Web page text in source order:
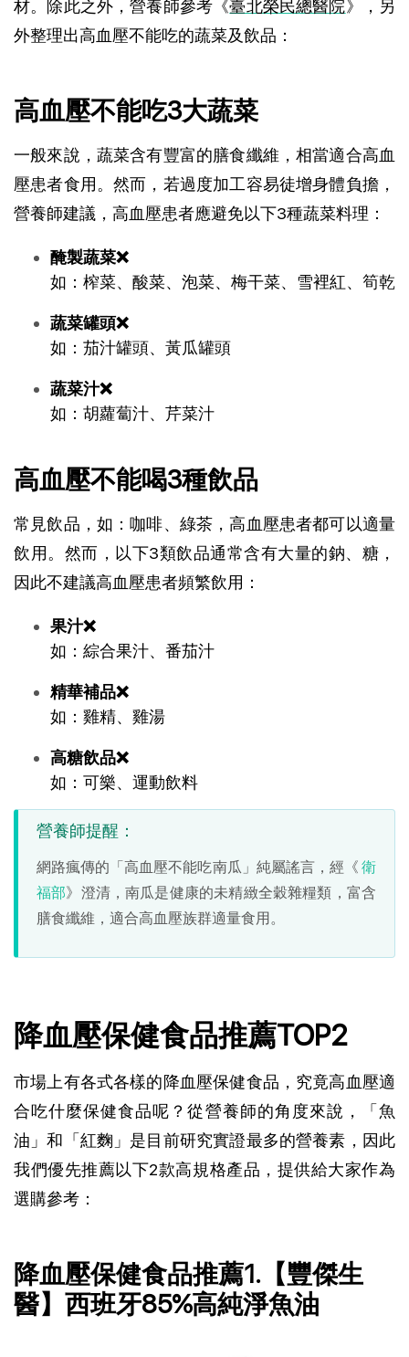
材。除此之外，營養師參考《臺北榮民總醫院》，另
外整理出高血壓不能吃的蔬菜及飲品：
高血壓不能吃3大蔬菜
一般來說，蔬菜含有豐富的膳食纖維，相當適合高血
壓患者食用。然而，若過度加工容易徒增身體負擔，
營養師建議，高血壓患者應避免以下3種蔬菜料理：
醃製蔬菜❌
如：榨菜、酸菜、泡菜、梅干菜、雪裡紅、筍乾
蔬菜罐頭❌
如：茄汁罐頭、黃瓜罐頭
蔬菜汁❌
如：胡蘿蔔汁、芹菜汁
高血壓不能喝3種飲品
常見飲品，如：咖啡、綠茶，高血壓患者都可以適量
飲用。然而，以下3類飲品通常含有大量的鈉、糖，
因此不建議高血壓患者頻繁飲用：
果汁❌
如：綜合果汁、番茄汁
精華補品❌
如：雞精、雞湯
高糖飲品❌
如：可樂、運動飲料
營養師提醒：
網路瘋傳的「高血壓不能吃南瓜」純屬謠言，經《 衛
福部》澄清，南瓜是健康的未精緻全穀雜糧類，富含
膳食纖維，適合高血壓族群適量食用。
降血壓保健食品推薦TOP2
市場上有各式各樣的降血壓保健食品，究竟高血壓適
合吃什麼保健食品呢？從營養師的角度來說，「魚
油」和「紅麴」是目前研究實證最多的營養素，因此
我們優先推薦以下2款高規格產品，提供給大家作為
選購參考：
降血壓保健食品推薦1.【豐傑生
醫】西班牙85%高純淨魚油